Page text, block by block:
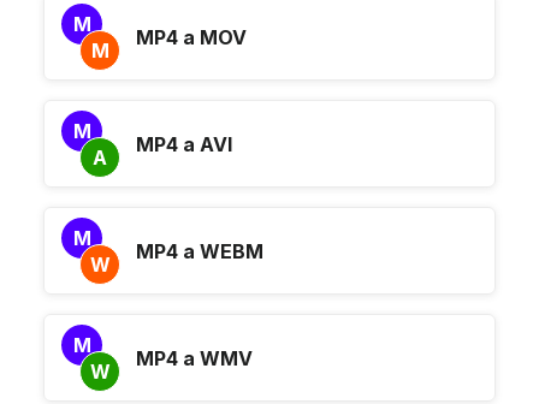
M
M
MP4 a MOV
M
A
MP4 a AVI
M
W
MP4 a WEBM
M
W
MP4 a WMV